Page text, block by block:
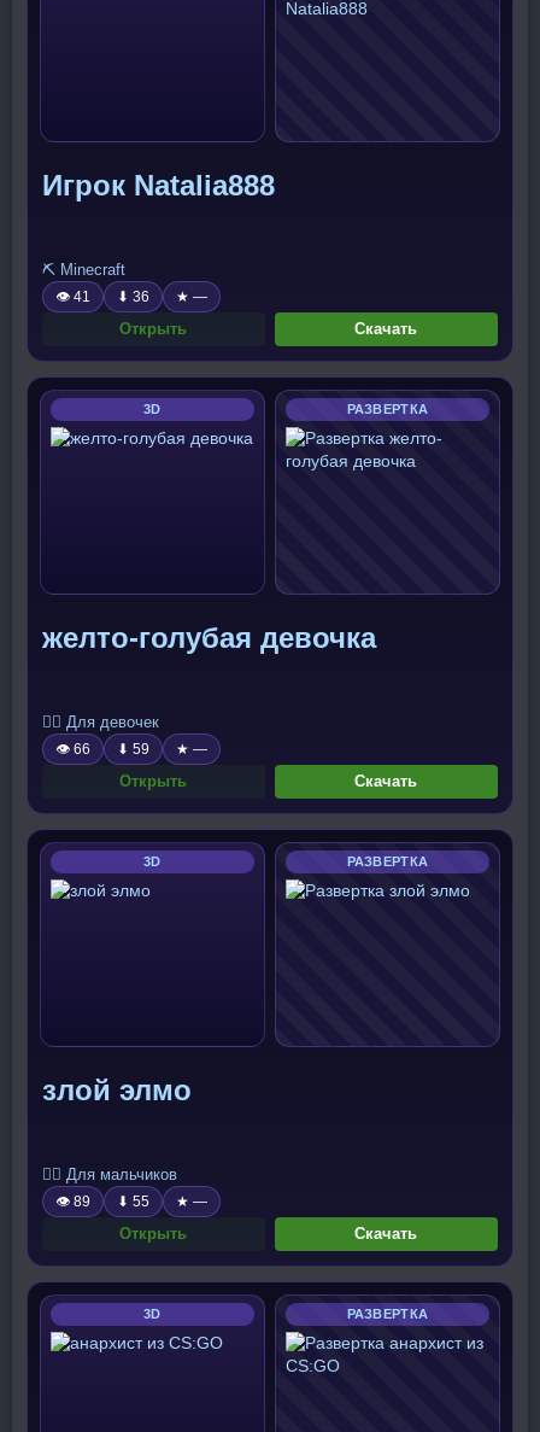
Игрок Natalia888
⛏️ Minecraft
👁 41 ⬇ 36 ★ —
Открыть Скачать
3D РАЗВЕРТКА
желто-голубая девочка
🧍‍♀️ Для девочек
👁 66 ⬇ 59 ★ —
Открыть Скачать
3D РАЗВЕРТКА
злой элмо
🧍‍♂️ Для мальчиков
👁 89 ⬇ 55 ★ —
Открыть Скачать
3D РАЗВЕРТКА